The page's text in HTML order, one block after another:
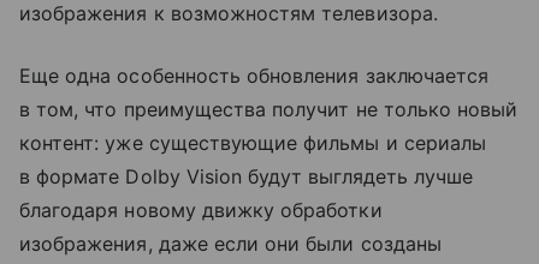
изображения к возможностям телевизора.
Еще одна особенность обновления заключается
в том, что преимущества получит не только новый
контент: уже существующие фильмы и сериалы
в формате Dolby Vision будут выглядеть лучше
благодаря новому движку обработки
изображения, даже если они были созданы